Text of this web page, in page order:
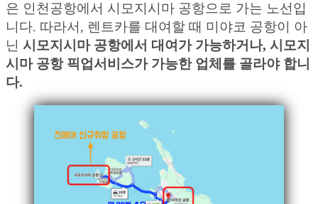
은 인천공항에서 시모지시마 공항으로 가는 노선입
니다. 따라서, 렌트카를 대여할 때 미야코 공항이 아
닌 시모지시마 공항에서 대여가 가능하거나, 시모지
시마 공항 픽업서비스가 가능한 업체를 골라야 합니
다.